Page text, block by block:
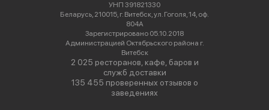
УНП 391821330
Беларусь, 210015, г. Витебск, ул. Гоголя, 14, оф.
804А
Зарегистрировано 05.10.2018
Администрацией Октябрьского района г.
Витебск
2 025 ресторанов, кафе, баров и
служб доставки
135 455 проверенных отзывов о
заведениях